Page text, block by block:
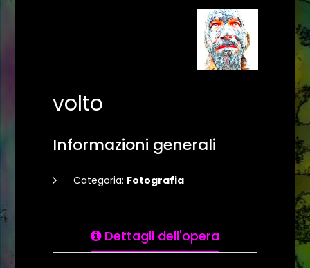
volto
Informazioni generali
Categoria: Fotografia
Dettagli dell'opera